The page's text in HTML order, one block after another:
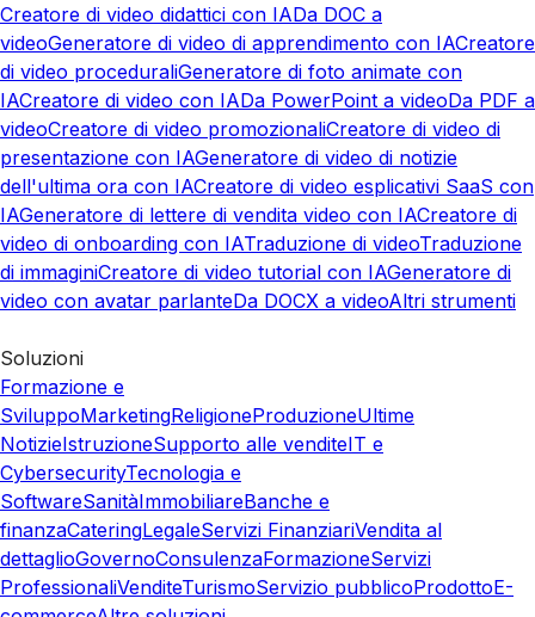
Creatore di video didattici con IADa DOC a
videoGeneratore di video di apprendimento con IACreatore
di video proceduraliGeneratore di foto animate con
IACreatore di video con IADa PowerPoint a videoDa PDF a
videoCreatore di video promozionaliCreatore di video di
presentazione con IAGeneratore di video di notizie
dell'ultima ora con IACreatore di video esplicativi SaaS con
IAGeneratore di lettere di vendita video con IACreatore di
video di onboarding con IATraduzione di videoTraduzione
di immaginiCreatore di video tutorial con IAGeneratore di
video con avatar parlanteDa DOCX a videoAltri strumenti
Soluzioni
Formazione e
SviluppoMarketingReligioneProduzioneUltime
NotizieIstruzioneSupporto alle venditeIT e
CybersecurityTecnologia e
SoftwareSanitàImmobiliareBanche e
finanzaCateringLegaleServizi FinanziariVendita al
dettaglioGovernoConsulenzaFormazioneServizi
ProfessionaliVenditeTurismoServizio pubblicoProdottoE-